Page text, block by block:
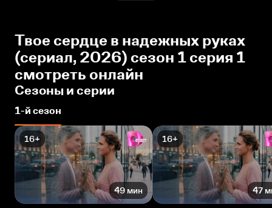
Твое сердце в надежных руках
(сериал, 2026) сезон 1 серия 1
смотреть онлайн
Сезоны и серии
1-й сезон
16+
49 мин
16+
47